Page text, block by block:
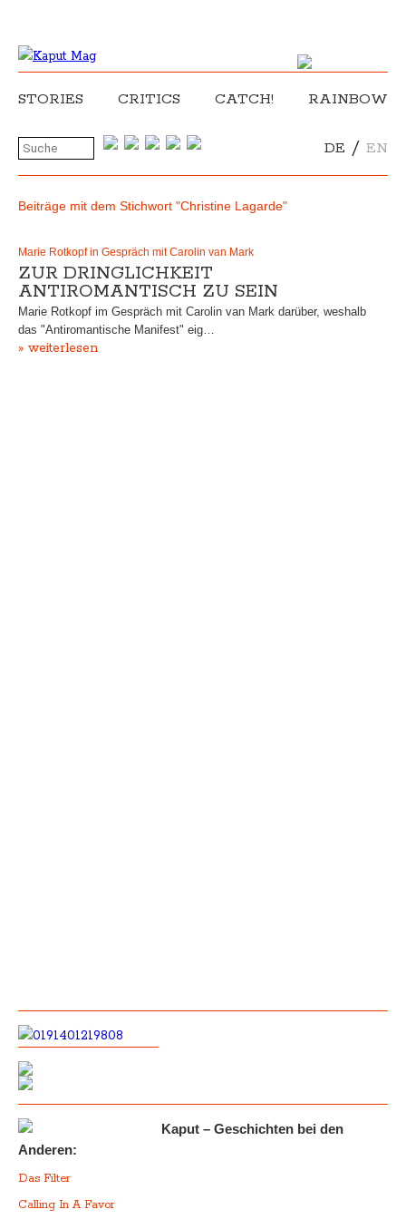
STORIES CRITICS CATCH! RAINBOW
DE / EN
Beiträge mit dem Stichwort "Christine Lagarde"
Marie Rotkopf in Gespräch mit Carolin van Mark
ZUR DRINGLICHKEIT
ANTIROMANTISCH ZU SEIN
Marie Rotkopf im Gespräch mit Carolin van Mark darüber, weshalb
das "Antiromantische Manifest" eig…
» weiterlesen
Kaput – Geschichten bei den
Anderen:
Das Filter
Calling In A Favor